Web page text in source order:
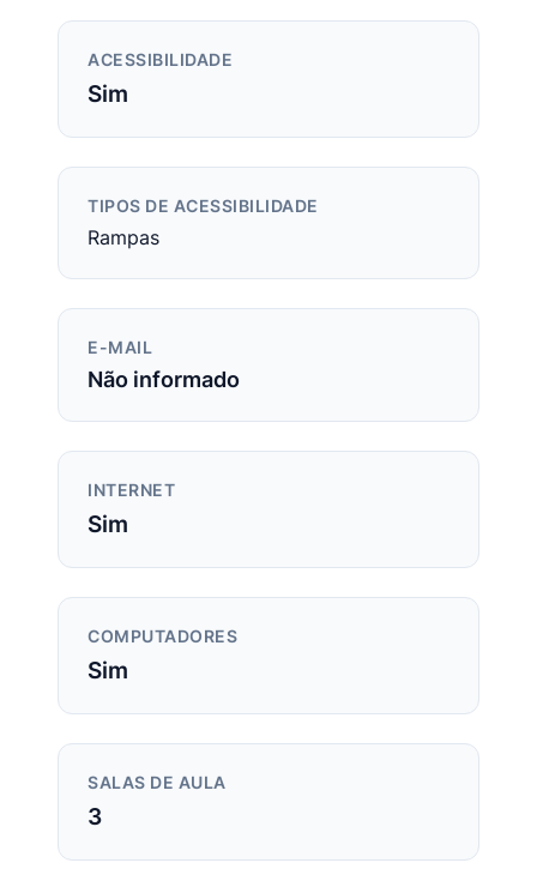
ACESSIBILIDADE
Sim
TIPOS DE ACESSIBILIDADE
Rampas
E-MAIL
Não informado
INTERNET
Sim
COMPUTADORES
Sim
SALAS DE AULA
3